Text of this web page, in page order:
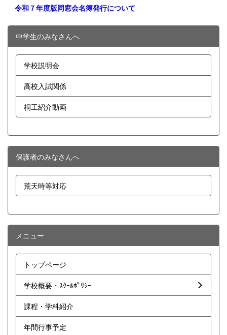
令和７年度版同窓会名簿発行について
中学生のみなさんへ
学校説明会
高校入試関係
桐工紹介動画
保護者のみなさんへ
荒天時等対応
メニュー
トップページ
学校概要・ｽｸｰﾙﾎﾟﾘｼｰ
課程・学科紹介
年間行事予定